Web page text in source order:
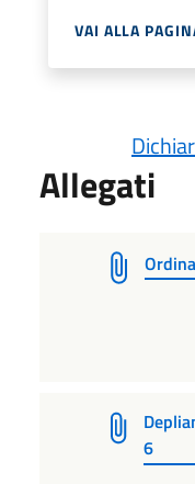
VAI ALLA
Allegati
6